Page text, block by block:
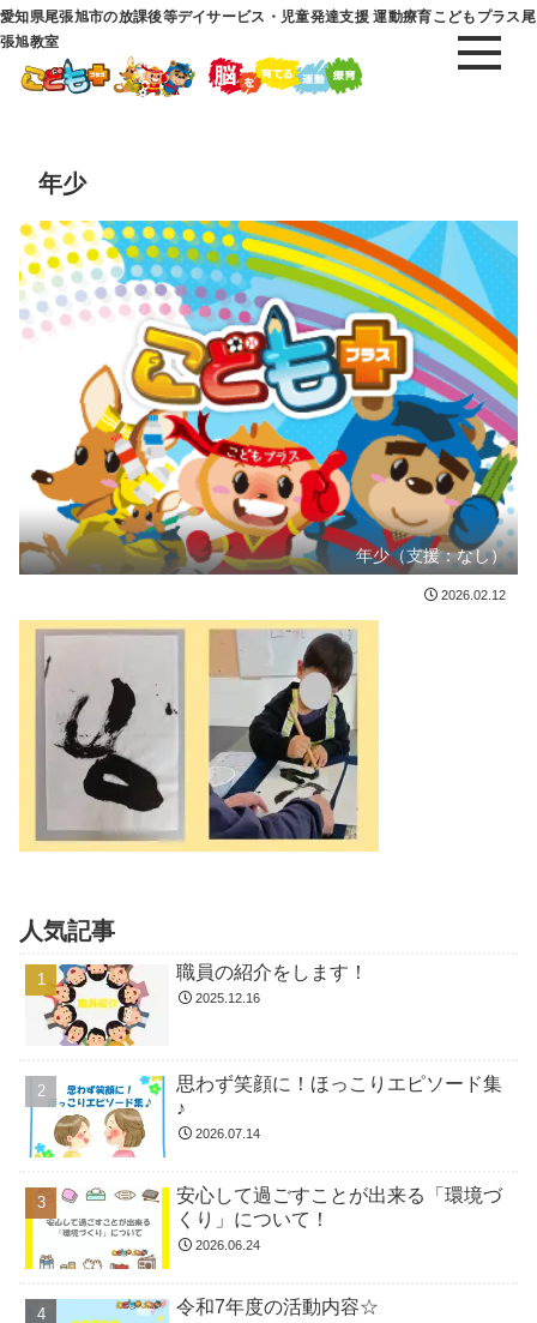
愛知県尾張旭市の放課後等デイサービス・児童発達支援 運動療育こどもプラス尾
張旭教室
年少
年少（支援：なし）
2026.02.12
人気記事
職員の紹介をします！
2025.12.16
思わず笑顔に！ほっこりエピソード集
♪
2026.07.14
安心して過ごすことが出来る「環境づ
くり」について！
2026.06.24
令和7年度の活動内容☆